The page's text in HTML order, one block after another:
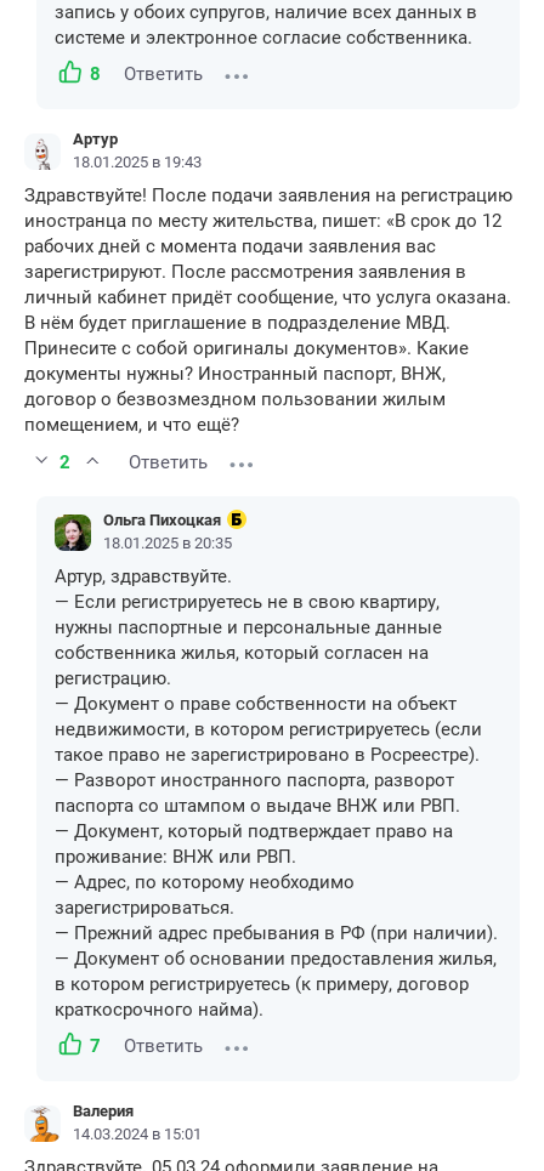
запись у обоих супругов, наличие всех данных в
системе и электронное согласие собственника.
8
Ответить
Артур
18.01.2025 в 19:43
Здравствуйте! После подачи заявления на регистрацию
иностранца по месту жительства, пишет: «В срок до 12
рабочих дней с момента подачи заявления вас
зарегистрируют. После рассмотрения заявления в
личный кабинет придёт сообщение, что услуга оказана.
В нём будет приглашение в подразделение МВД.
Принесите с собой оригиналы документов». Какие
документы нужны? Иностранный паспорт, ВНЖ,
договор о безвозмездном пользовании жилым
помещением, и что ещё?
2
Ответить
Ольга Пихоцкая
18.01.2025 в 20:35
Артур, здравствуйте.
— Если регистрируетесь не в свою квартиру,
нужны паспортные и персональные данные
собственника жилья, который согласен на
регистрацию.
— Документ о праве собственности на объект
недвижимости, в котором регистрируетесь (если
такое право не зарегистрировано в Росреестре).
— Разворот иностранного паспорта, разворот
паспорта со штампом о выдаче ВНЖ или РВП.
— Документ, который подтверждает право на
проживание: ВНЖ или РВП.
— Адрес, по которому необходимо
зарегистрироваться.
— Прежний адрес пребывания в РФ (при наличии).
— Документ об основании предоставления жилья,
в котором регистрируетесь (к примеру, договор
краткосрочного найма).
7
Ответить
Валерия
14.03.2024 в 15:01